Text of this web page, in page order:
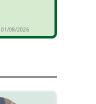
01/08/2026